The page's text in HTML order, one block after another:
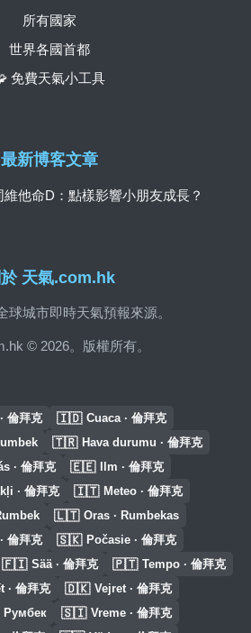
天氣.com.hk
球城市即時天氣預報來源。
© 2026。版權所有。
所有國家
世界各國首都
免費天氣小工具
最新博客文章
他命D：點樣影響小朋友成長？
倫拜克 🇮🇩 Cuaca · 倫拜克
🇹🇷 Hava durumu · 倫拜克
· 倫拜克 🇪🇪 Ilm · 倫拜克
· 倫拜克 🇮🇹 Meteo · 倫拜克
🇱🇹 Oras · Rumbekas
倫拜克 🇸🇰 Počasie · 倫拜克
🇫🇮 Sää · 倫拜克 🇵🇹 Tempo · 倫拜克
· 倫拜克 🇩🇰 Vejret · 倫拜克
Румбек 🇸🇮 Vreme · 倫拜克